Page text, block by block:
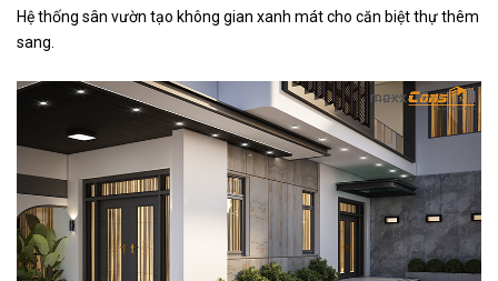
Hệ thống sân vườn tạo không gian xanh mát cho căn biệt thự thêm
sang.